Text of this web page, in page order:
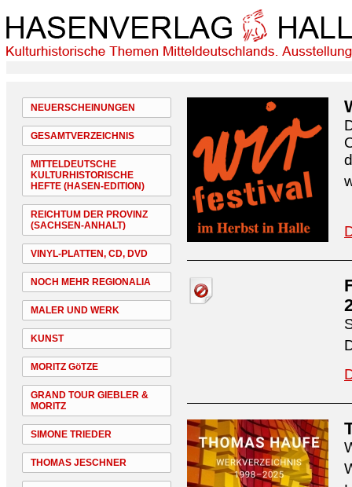
NEUERSCHEINUNGEN
GESAMTVERZEICHNIS
MITTELDEUTSCHE
KULTURHISTORISCHE
HEFTE (HASEN-EDITION)
REICHTUM DER PROVINZ
(SACHSEN-ANHALT)
VINYL-PLATTEN, CD, DVD
NOCH MEHR REGIONALIA
MALER UND WERK
KUNST
MORITZ GöTZE
GRAND TOUR GIEBLER &
MORITZ
SIMONE TRIEDER
THOMAS JESCHNER